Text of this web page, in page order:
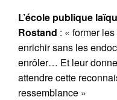
L’école publique
Rostand : « former
enrichir sans les
enrôler… Et leur
attendre cette
ressemblance »